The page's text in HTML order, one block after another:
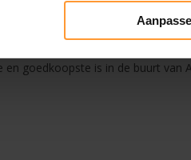
Alphen aan den Rijn
Hieronder vindt u een
onder ‘Vind de notaris voor’.
goedkoopste is in de buurt van